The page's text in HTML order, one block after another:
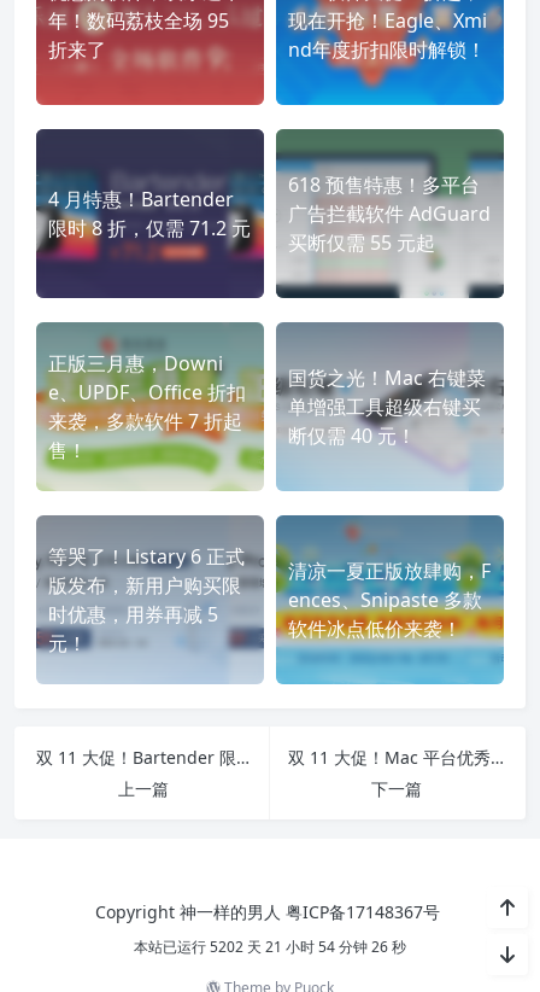
年！数码荔枝全场 95
折来了
现在开抢！Eagle、Xmi
nd年度折扣限时解锁！
4 月特惠！Bartender
限时 8 折，仅需 71.2 元
618 预售特惠！多平台
广告拦截软件 AdGuard
买断仅需 55 元起
正版三月惠，Downi
e、UPDF、Office 折扣
来袭，多款软件 7 折起
售！
国货之光！Mac 右键菜
单增强工具超级右键买
断仅需 40 元！
等哭了！Listary 6 正式
版发布，新用户购买限
时优惠，用券再减 5
元！
清凉一夏正版放肆购，F
ences、Snipaste 多款
软件冰点低价来袭！
双 11 大促！Bartender 限时 71.2 元，让你告别杂乱的菜单栏
上一篇
双 11 大促！Mac 平台优秀的 PDF 阅读编辑工具 PDF Expert 限时 7 折，仅需 119 元
下一篇
Copyright 神一样的男人 粤ICP备17148367号
本站已运行 5202 天 21 小时 54 分钟 26 秒
Theme by Puock